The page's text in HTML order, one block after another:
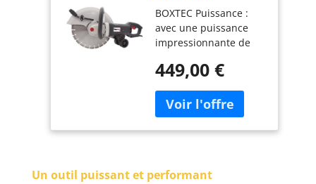
BOXTEC Puissance :
avec une puissance
impressionnante de
béton offre la
pour couper le béton
comme du beurre.
Que vous travailliez
professionnel, cette
449,00 €
Un outil puissant et performant